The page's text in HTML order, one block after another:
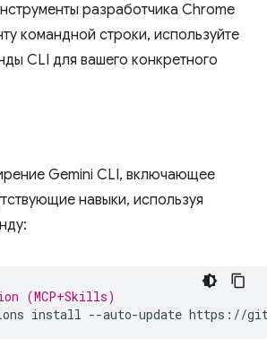
разработчика Chrome
командной строки, используйте
CLI для вашего конкретного
Gemini CLI, включающее
навыки, используя
(MCP+Skills)
install --auto-update